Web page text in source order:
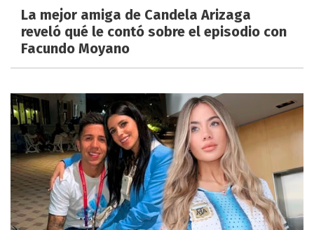
La mejor amiga de Candela Arizaga
reveló qué le contó sobre el episodio con
Facundo Moyano